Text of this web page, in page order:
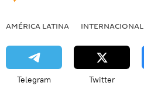
AMÉRICA LATINA INTERNACIONAL
Telegram Twitter